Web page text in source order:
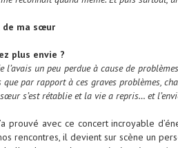
de ma sœur
plus envie ?
l’avais un peu perdue à cause de
par rapport à ces graves problèmes,
s’est rétablie et la vie a repris… et
prouvé avec ce concert incroyable
rencontres, il devient sur scène un